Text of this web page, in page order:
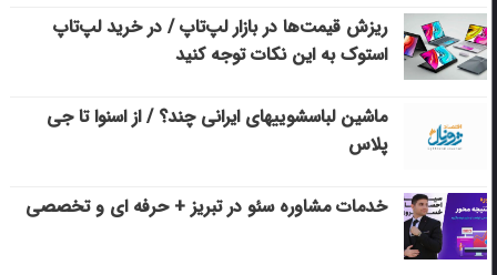
ریزش قیمت‌ها در بازار لپ‌تاپ / در خرید لپ‌تاپ
استوک به این نکات توجه کنید
ماشین لباسشویی‎های ایرانی چند؟ / از اسنوا تا جی
پلاس
خدمات مشاوره سئو در تبریز + حرفه ای و تخصصی